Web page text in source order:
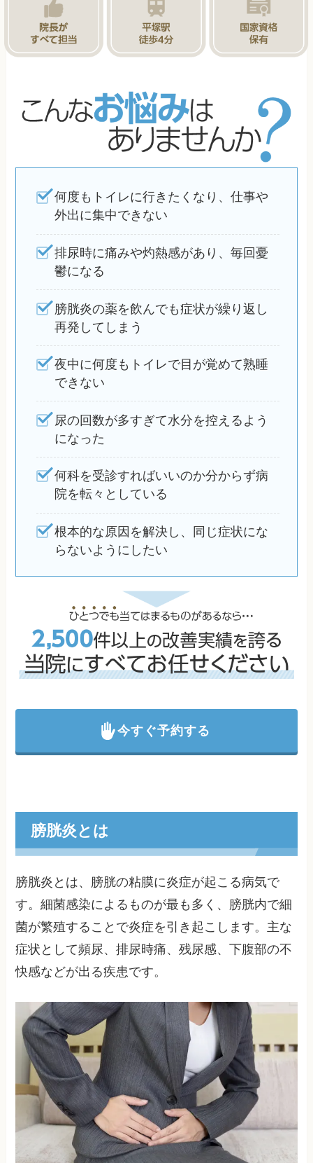
何度もトイレに行きたくなり、仕事や
外出に集中できない
排尿時に痛みや灼熱感があり、毎回憂
鬱になる
膀胱炎の薬を飲んでも症状が繰り返し
再発してしまう
夜中に何度もトイレで目が覚めて熟睡
できない
尿の回数が多すぎて水分を控えるよう
になった
何科を受診すればいいのか分からず病
院を転々としている
根本的な原因を解決し、同じ症状にな
らないようにしたい
今すぐ予約する
膀胱炎とは
膀胱炎とは、膀胱の粘膜に炎症が起こる病気で
す。細菌感染によるものが最も多く、膀胱内で細
菌が繁殖することで炎症を引き起こします。主な
症状として頻尿、排尿時痛、残尿感、下腹部の不
快感などが出る疾患です。